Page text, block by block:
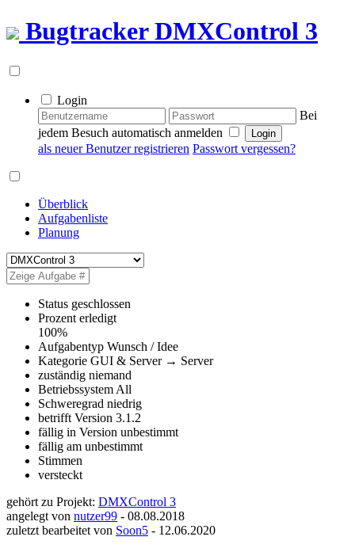
BugtrackerDMXControl 3
Login
Bei
jedem Besuch automatisch anmelden
als neuer Benutzer registrieren Passwort vergessen?
Überblick
Aufgabenliste
Planung
Status geschlossen
Prozent erledigt
100%
Aufgabentyp Wunsch / Idee
Kategorie GUI & Server → Server
zuständig niemand
Betriebssystem All
Schweregrad niedrig
betrifft Version 3.1.2
fällig in Version unbestimmt
fällig am unbestimmt
Stimmen
versteckt
gehört zu Projekt: DMXControl 3
angelegt von nutzer99 - 08.08.2018
zuletzt bearbeitet von Soon5 - 12.06.2020